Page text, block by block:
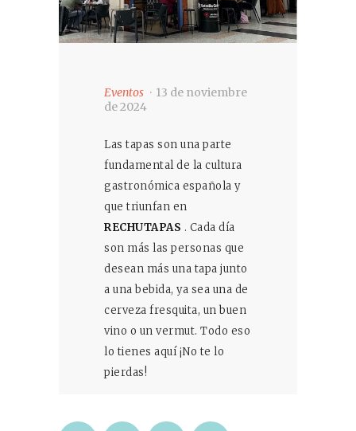
Eventos
13 de noviembre
de 2024
Las tapas son una parte
fundamental de la cultura
gastronómica española y
que triunfan en
RECHUTAPAS . Cada día
son más las personas que
desean más una tapa junto
a una bebida, ya sea una de
cerveza fresquita, un buen
vino o un vermut. Todo eso
lo tienes aquí ¡No te lo
pierdas!